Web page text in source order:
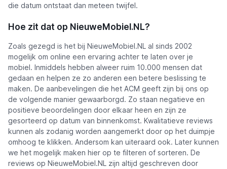
die datum ontstaat dan meteen twijfel.
Hoe zit dat op NieuweMobiel.NL?
Zoals gezegd is het bij NieuweMobiel.NL al sinds 2002
mogelijk om online een ervaring achter te laten over je
mobiel. Inmiddels hebben alweer ruim 10.000 mensen dat
gedaan en helpen ze zo anderen een betere beslissing te
maken. De aanbevelingen die het ACM geeft zijn bij ons op
de volgende manier gewaarborgd. Zo staan negatieve en
positieve beoordelingen door elkaar heen en zijn ze
gesorteerd op datum van binnenkomst. Kwalitatieve reviews
kunnen als zodanig worden aangemerkt door op het duimpje
omhoog te klikken. Andersom kan uiteraard ook. Later kunnen
we het mogelijk maken hier op te filteren of sorteren. De
reviews op NieuweMobiel.NL zijn altijd geschreven door